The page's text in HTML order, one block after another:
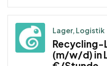
Lager, Logistik
Recycling-
(m/w/d) in